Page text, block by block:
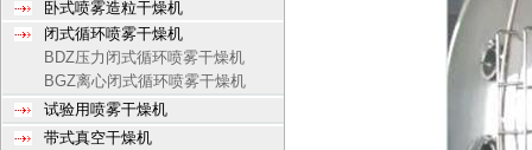
卧式喷雾造粒干燥机
闭式循环喷雾干燥机
BDZ压力闭式循环喷雾干燥机
BGZ离心闭式循环喷雾干燥机
试验用喷雾干燥机
带式真空干燥机